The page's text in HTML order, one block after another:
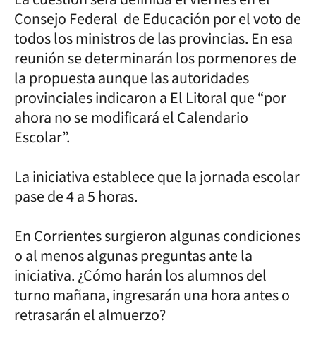
Consejo Federal de Educación por el voto de
todos los ministros de las provincias. En esa
reunión se determinarán los pormenores de
la propuesta aunque las autoridades
provinciales indicaron a El Litoral que “por
ahora no se modificará el Calendario
Escolar”.
La iniciativa establece que la jornada escolar
pase de 4 a 5 horas.
En Corrientes surgieron algunas condiciones
o al menos algunas preguntas ante la
iniciativa. ¿Cómo harán los alumnos del
turno mañana, ingresarán una hora antes o
retrasarán el almuerzo?